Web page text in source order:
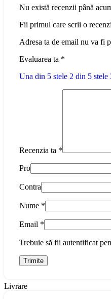
Nu există recenzii până
Fii primul care scrii o
Adresa ta de email nu va fi
Evaluarea ta *
Una din 5 stele 2 din 5 stele
Recenzia ta *
Pro
Contra
Nume *
Email *
Trebuie să fii autentificat
Livrare